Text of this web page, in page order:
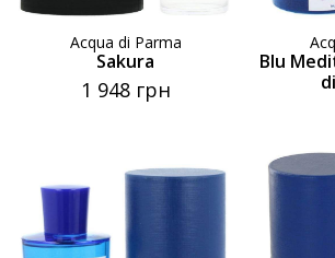
Acqua di Parma
Sakura
1 948 грн
Blu